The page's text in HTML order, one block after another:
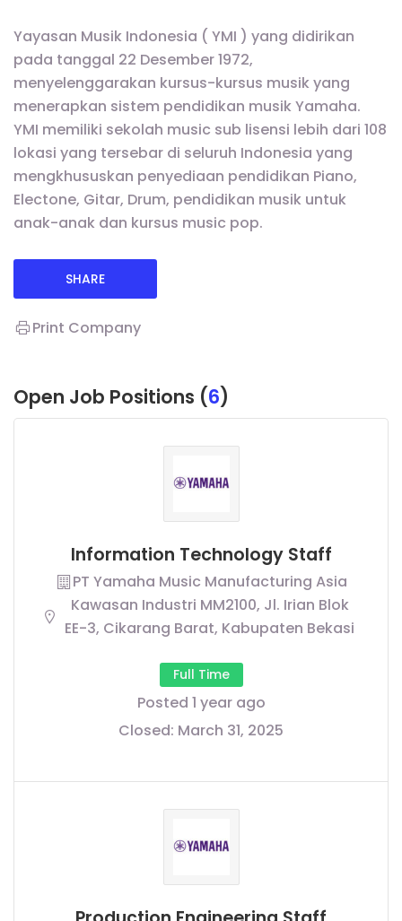
Yayasan Musik Indonesia ( YMI ) yang didirikan
pada tanggal 22 Desember 1972,
menyelenggarakan kursus-kursus musik yang
menerapkan sistem pendidikan musik Yamaha.
YMI memiliki sekolah music sub lisensi lebih dari 108
lokasi yang tersebar di seluruh Indonesia yang
mengkhususkan penyediaan pendidikan Piano,
Electone, Gitar, Drum, pendidikan musik untuk
anak-anak dan kursus music pop.
SHARE
Print Company
Open Job Positions (6)
Information Technology Staff
PT Yamaha Music Manufacturing Asia
Kawasan Industri MM2100, Jl. Irian Blok
EE-3, Cikarang Barat, Kabupaten Bekasi
Full Time
Posted 1 year ago
Closed: March 31, 2025